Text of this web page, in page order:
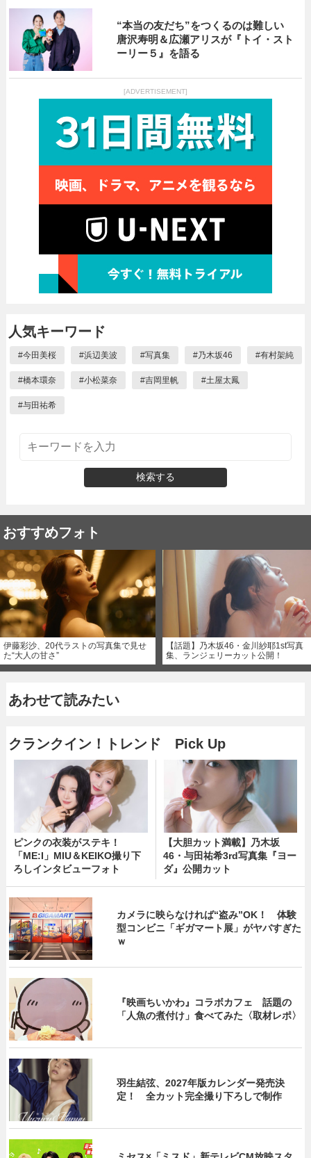
“本当の友だち”をつくるのは難しい
唐沢寿明＆広瀬アリスが『トイ・スト
ーリー５』を語る
[ADVERTISEMENT]
人気キーワード
#今田美桜 #浜辺美波 #写真集 #乃木坂46 #有村架純
#橋本環奈 #小松菜奈 #吉岡里帆 #土屋太鳳
#与田祐希
検索する
おすすめフォト
伊藤彩沙、20代ラストの写真集で見せ
た“大人の甘さ”
【話題】乃木坂46・金川紗耶1st写真
集、ランジェリーカット公開！
あわせて読みたい
クランクイン！トレンド Pick Up
ピンクの衣装がステキ！
「ME:I」MIU＆KEIKO撮り下
ろしインタビューフォト
【大胆カット満載】乃木坂
46・与田祐希3rd写真集『ヨー
ダ』公開カット
カメラに映らなければ“盗み”OK！ 体験
型コンビニ「ギガマート展」がヤバすぎた
ｗ
『映画ちいかわ』コラボカフェ 話題の
「人魚の煮付け」食べてみた〈取材レポ〉
羽生結弦、2027年版カレンダー発売決
定！ 全カット完全撮り下ろしで制作